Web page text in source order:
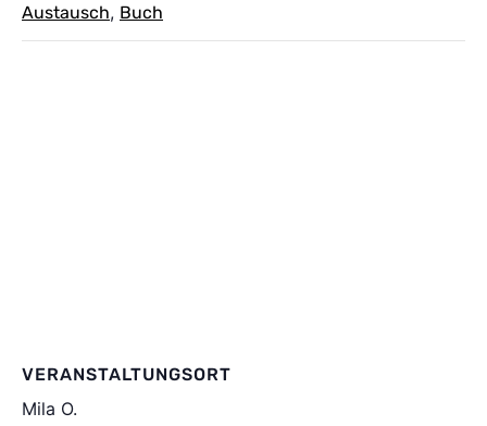
Austausch, Buch
VERANSTALTUNGSORT
Mila O.